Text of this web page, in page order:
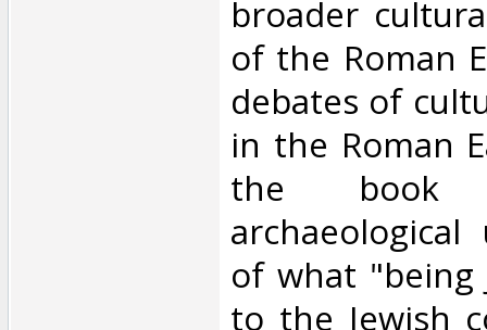
broader
of the Roman
debates of
in the Roman
the book
archaeological
of what "being
to the Jewish